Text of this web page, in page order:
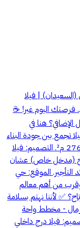
| فيلا
فرصتك اليوم غير! ☕
هنا في
تجمع بين جودة البناء
وعائد الاستثمار العالي. تفاصيل تهمك: المساحة: 276 م². التصميم: فيلا
(مدخل خاص) عشان
الموقع: حي
من أهم معالم
✅ لأننا نهتم بسلامة
- مخطط واحة
المساحة: 276 م. 🏗️ التصميم: فيلا درج داخلي